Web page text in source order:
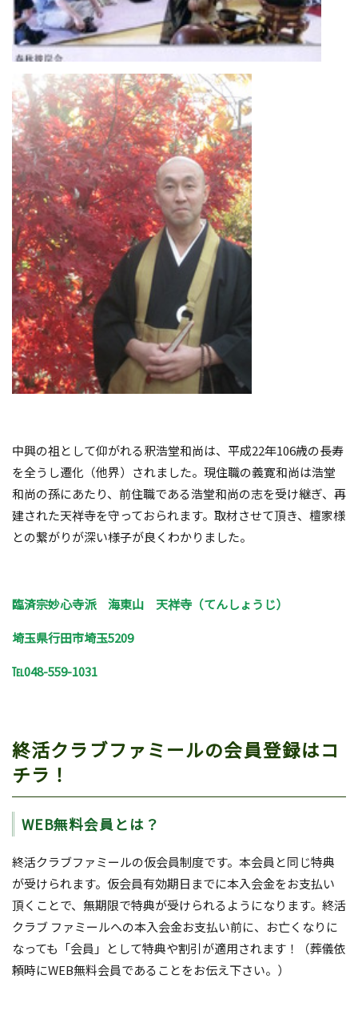
中興の祖として仰がれる釈浩堂和尚は、平成22年106歳の長寿
を全うし遷化（他界）されました。現住職の義寛和尚は浩堂
和尚の孫にあたり、前住職である浩堂和尚の志を受け継ぎ、再
建された天祥寺を守っておられます。取材させて頂き、檀家様
との繋がりが深い様子が良くわかりました。
臨済宗妙心寺派 海東山 天祥寺（てんしょうじ）
埼玉県行田市埼玉5209
℡048-559-1031
終活クラブファミールの会員登録はコ
チラ！
WEB無料会員とは？
終活クラブファミールの仮会員制度です。本会員と同じ特典
が受けられます。仮会員有効期日までに本入会金をお支払い
頂くことで、無期限で特典が受けられるようになります。終活
クラブ ファミールへの本入会金お支払い前に、お亡くなりに
なっても「会員」として特典や割引が適用されます！（葬儀依
頼時にWEB無料会員であることをお伝え下さい。）